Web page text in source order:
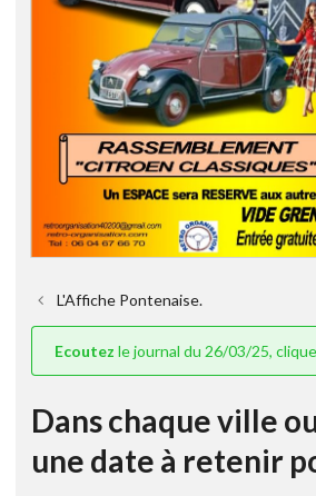
L'Affiche Pontenaise.
Ecoutez le journal du 26/03/25,
Dans chaque ville
une date à retenir